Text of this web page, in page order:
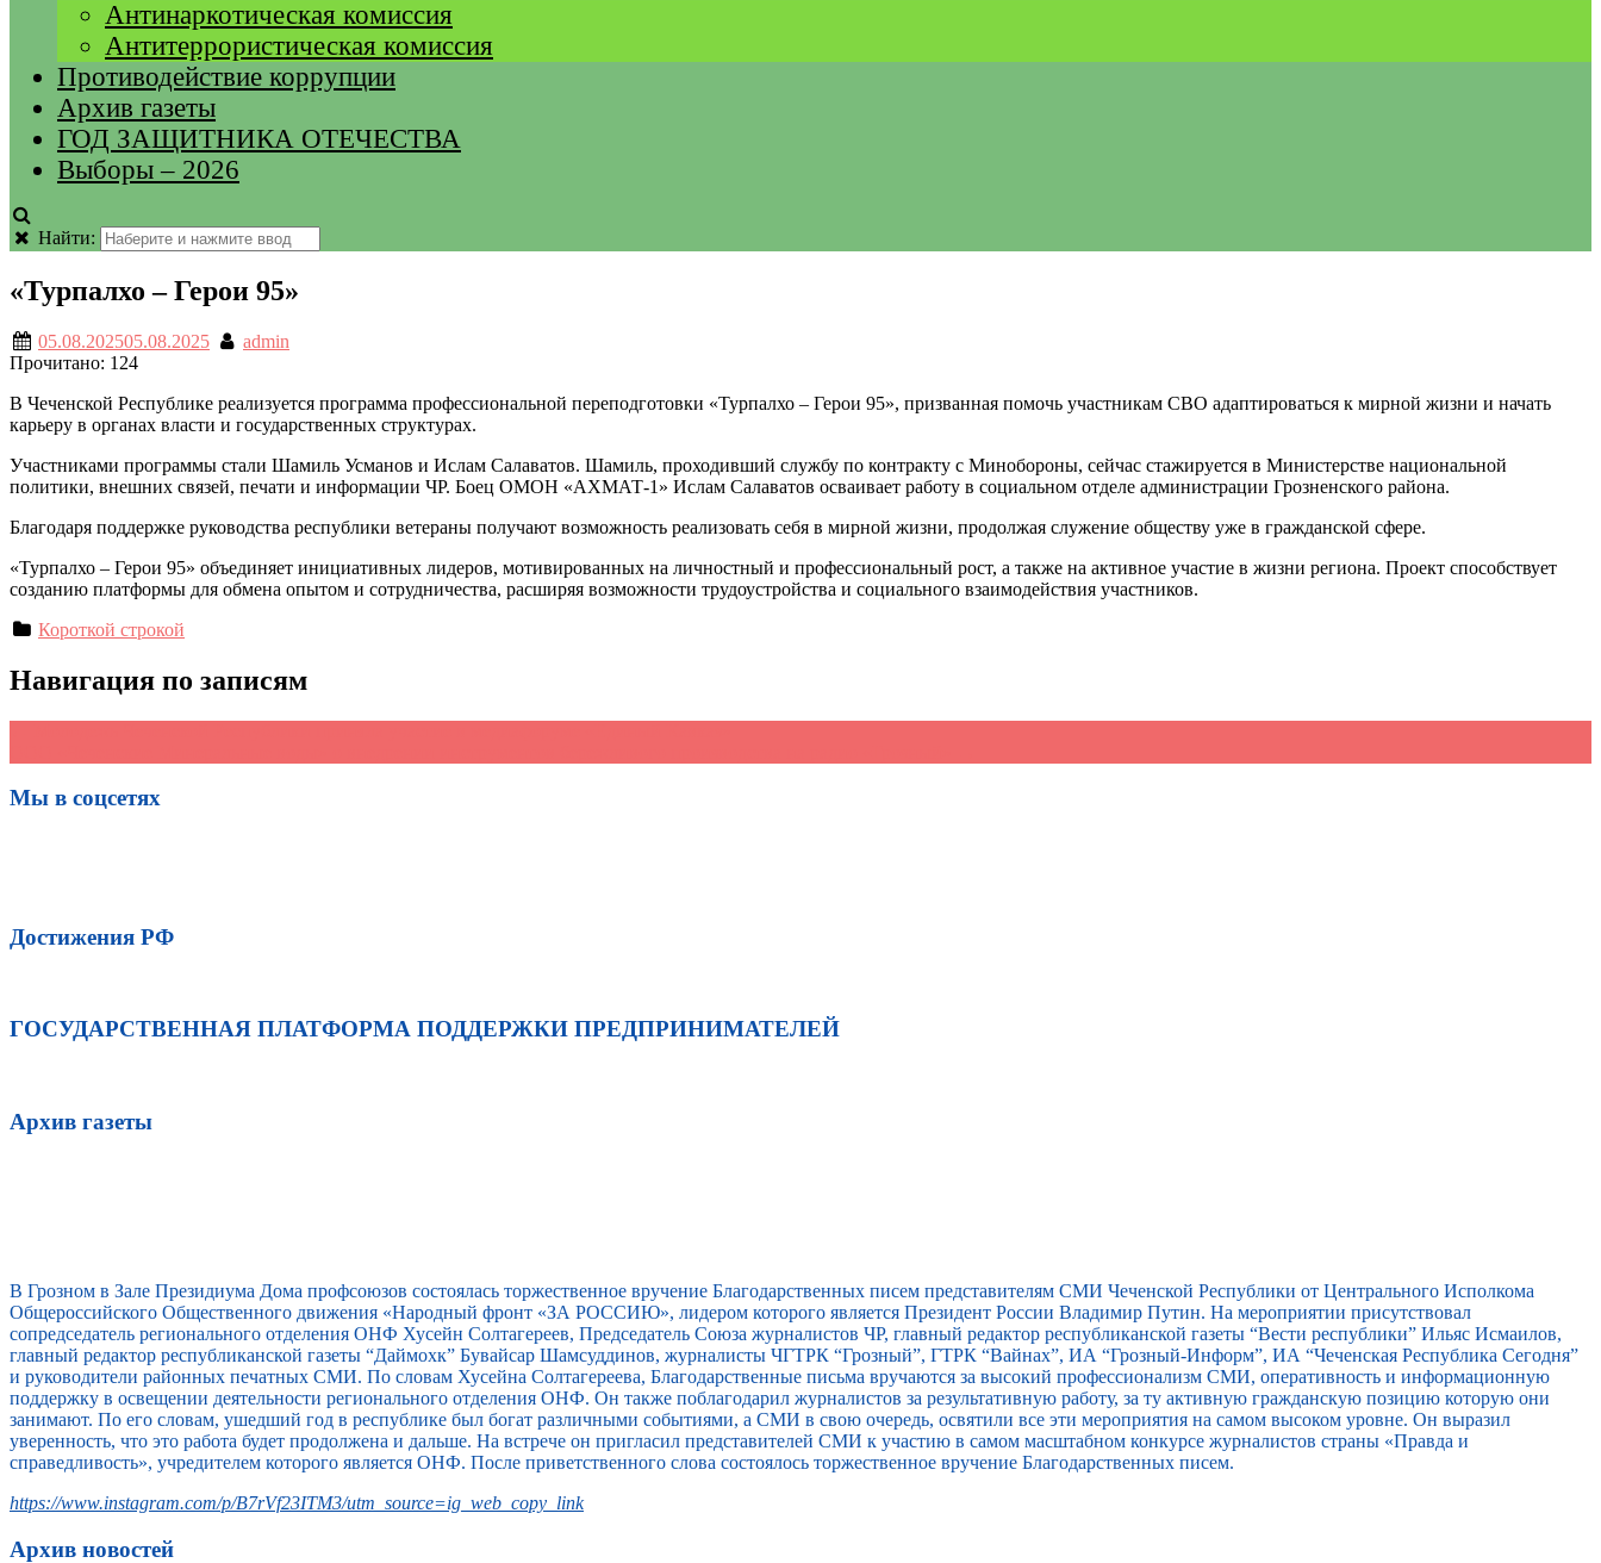
Антинаркотическая комиссия
Антитеррористическая комиссия
Противодействие коррупции
Архив газеты
ГОД ЗАЩИТНИКА ОТЕЧЕСТВА
Выборы – 2026
Найти:
«Турпалхо – Герои 95»
05.08.202505.08.2025
admin
Прочитано: 124
В Чеченской Республике реализуется программа профессиональной переподготовки «Турпалхо – Герои 95», призванная помочь участникам СВО адаптироваться к мирной жизни и начать
карьеру в органах власти и государственных структурах.
Участниками программы стали Шамиль Усманов и Ислам Салаватов. Шамиль, проходивший службу по контракту с Минобороны, сейчас стажируется в Министерстве национальной
политики, внешних связей, печати и информации ЧР. Боец ОМОН «АХМАТ-1» Ислам Салаватов осваивает работу в социальном отделе администрации Грозненского района.
Благодаря поддержке руководства республики ветераны получают возможность реализовать себя в мирной жизни, продолжая служение обществу уже в гражданской сфере.
«Турпалхо – Герои 95» объединяет инициативных лидеров, мотивированных на личностный и профессиональный рост, а также на активное участие в жизни региона. Проект способствует
созданию платформы для обмена опытом и сотрудничества, расширяя возможности трудоустройства и социального взаимодействия участников.
Короткой строкой
Навигация по записям
Мы в соцсетях
Достижения РФ
ГОСУДАРСТВЕННАЯ ПЛАТФОРМА ПОДДЕРЖКИ ПРЕДПРИНИМАТЕЛЕЙ
Архив газеты
В Грозном в Зале Президиума Дома профсоюзов состоялась торжественное вручение Благодарственных писем представителям СМИ Чеченской Республики от Центрального Исполкома
Общероссийского Общественного движения «Народный фронт «ЗА РОССИЮ», лидером которого является Президент России Владимир Путин. На мероприятии присутствовал
сопредседатель регионального отделения ОНФ Хусейн Солтагереев, Председатель Союза журналистов ЧР, главный редактор республиканской газеты “Вести республики” Ильяс Исмаилов,
главный редактор республиканской газеты “Даймохк” Бувайсар Шамсуддинов, журналисты ЧГТРК “Грозный”, ГТРК “Вайнах”, ИА “Грозный-Информ”, ИА “Чеченская Республика Сегодня”
и руководители районных печатных СМИ. По словам Хусейна Солтагереева, Благодарственные письма вручаются за высокий профессионализм СМИ, оперативность и информационную
поддержку в освещении деятельности регионального отделения ОНФ. Он также поблагодарил журналистов за результативную работу, за ту активную гражданскую позицию которую они
занимают. По его словам, ушедший год в республике был богат различными событиями, а СМИ в свою очередь, освятили все эти мероприятия на самом высоком уровне. Он выразил
уверенность, что это работа будет продолжена и дальше. На встрече он пригласил представителей СМИ к участию в самом масштабном конкурсе журналистов страны «Правда и
справедливость», учредителем которого является ОНФ. После приветственного слова состоялось торжественное вручение Благодарственных писем.
https://www.instagram.com/p/B7rVf23ITM3/utm_source=ig_web_copy_link
Архив новостей